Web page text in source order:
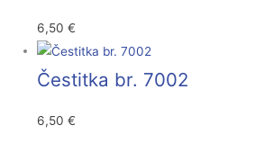
6,50€
Čestitka br. 7002
6,50€